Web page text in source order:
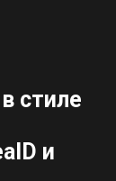
стиле
и